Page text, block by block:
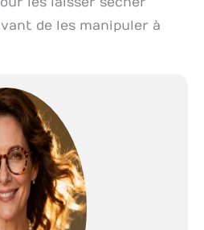
de les manipuler à